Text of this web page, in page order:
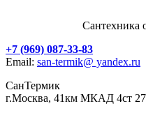
Сантехника
+7 (969) 087-33-83
Email: san-termik@ yandex.ru
СанТермик
г.Москва, 41км МКАД 4ст